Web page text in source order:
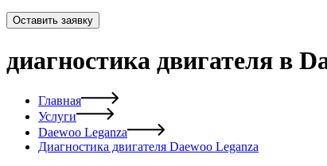
Оставить заявку
диагностика двигателя в
Главная
Услуги
Daewoo Leganza
Диагностика двигателя Daewoo Leganza